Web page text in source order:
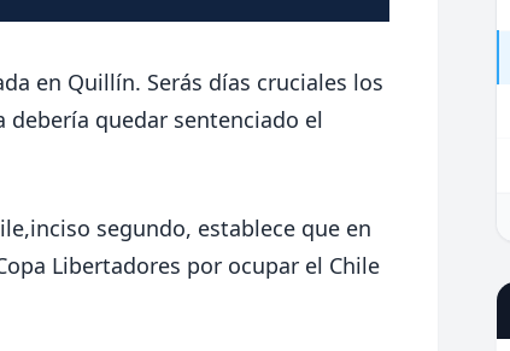
en Quillín. Serás días cruciales los
debería quedar sentenciado el
segundo, establece que en
Libertadores por ocupar el Chile